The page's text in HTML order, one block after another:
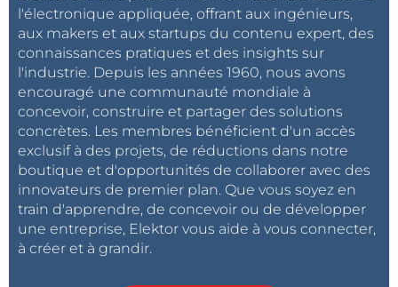
l'électronique appliquée, offrant aux ingénieurs,
aux makers et aux startups du contenu expert, des
connaissances pratiques et des insights sur
l'industrie. Depuis les années 1960, nous avons
encouragé une communauté mondiale à
concevoir, construire et partager des solutions
concrètes. Les membres bénéficient d'un accès
exclusif à des projets, de réductions dans notre
boutique et d'opportunités de collaborer avec des
innovateurs de premier plan. Que vous soyez en
train d'apprendre, de concevoir ou de développer
une entreprise, Elektor vous aide à vous connecter,
à créer et à grandir.